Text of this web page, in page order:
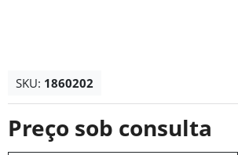
SKU: 1860202
Preço sob consulta